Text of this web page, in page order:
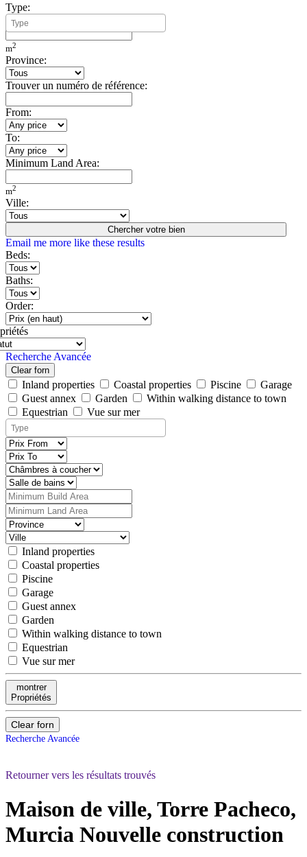
Type:
Minimum Build Area:
m2
Province:
Trouver un numéro de référence:
From:
To:
Minimum Land Area:
m2
Ville:
Chercher votre bien
Email me more like these results
Beds:
Baths:
Order:
Recherche Avancée
Clear forn
Inland properties Coastal properties Piscine
Garage
Guest annex
Garden
Within walking distance to town
Equestrian
Vue sur mer
Inland properties
Coastal properties
Piscine
Garage
Guest annex
Garden
Within walking distance to town
Equestrian
Vue sur mer
montrer
Propriétés
Clear forn
Recherche Avancée
Retourner vers les résultats trouvés
Maison de ville, Torre Pacheco,
Murcia Nouvelle construction